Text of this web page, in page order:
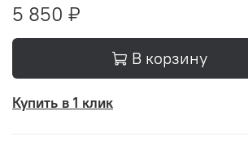
5 850 ₽
В корзину
Купить в 1 клик